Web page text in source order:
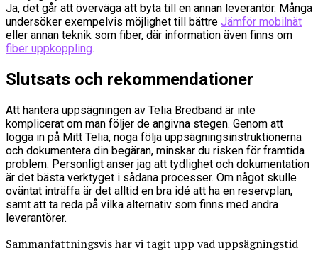
Ja, det går att överväga att byta till en annan leverantör. Många
undersöker exempelvis möjlighet till bättre Jämför mobilnät
eller annan teknik som fiber, där information även finns om
fiber uppkoppling.
Slutsats och rekommendationer
Att hantera uppsägningen av Telia Bredband är inte
komplicerat om man följer de angivna stegen. Genom att
logga in på Mitt Telia, noga följa uppsägningsinstruktionerna
och dokumentera din begäran, minskar du risken för framtida
problem. Personligt anser jag att tydlighet och dokumentation
är det bästa verktyget i sådana processer. Om något skulle
oväntat inträffa är det alltid en bra idé att ha en reservplan,
samt att ta reda på vilka alternativ som finns med andra
leverantörer.
Sammanfattningsvis har vi tagit upp vad uppsägningstid